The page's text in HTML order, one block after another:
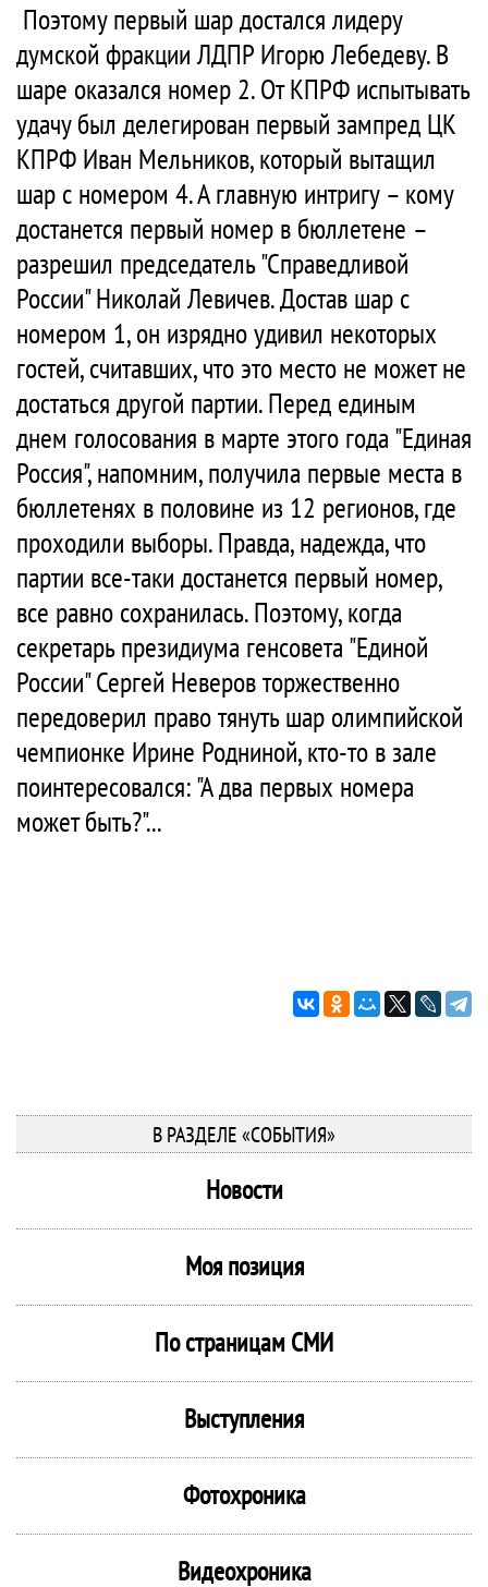
Поэтому первый шар достался лидеру
думской фракции ЛДПР Игорю Лебедеву. В
шаре оказался номер 2. От КПРФ испытывать
удачу был делегирован первый зампред ЦК
КПРФ Иван Мельников, который вытащил
шар с номером 4. А главную интригу – кому
достанется первый номер в бюллетене –
разрешил председатель "Справедливой
России" Николай Левичев. Достав шар с
номером 1, он изрядно удивил некоторых
гостей, считавших, что это место не может не
достаться другой партии. Перед единым
днем голосования в марте этого года "Единая
Россия", напомним, получила первые места в
бюллетенях в половине из 12 регионов, где
проходили выборы. Правда, надежда, что
партии все-таки достанется первый номер,
все равно сохранилась. Поэтому, когда
секретарь президиума генсовета "Единой
России" Сергей Неверов торжественно
передоверил право тянуть шар олимпийской
чемпионке Ирине Родниной, кто-то в зале
поинтересовался: "А два первых номера
может быть?"...
В РАЗДЕЛЕ «СОБЫТИЯ»
Новости
Моя позиция
По страницам СМИ
Выступления
Фотохроника
Видеохроника